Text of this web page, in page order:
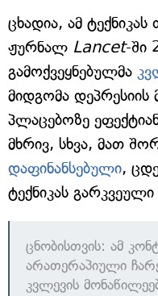
ცხადია, ამ ტექნიკას
ჟურნალ Lancet-ში
გამოქვეყნებულმა
მიდგომა
პლაცებოზე
მხრივ, სხვა, მათ
დაფინანსებული,
ტექნიკას
ცნობისთვის: ამ
არათერაპიული
კვლევის